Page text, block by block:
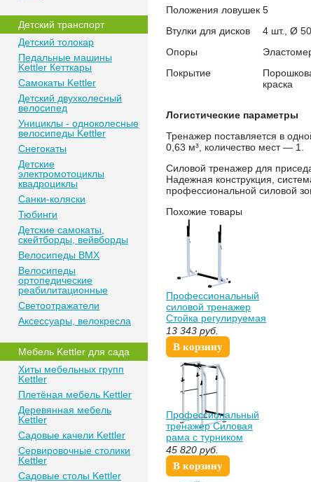
Детский транспорт
Детский толокар
Педальные машины
Kettler Кетткары
Самокаты Kettler
Детский двухколесный
велосипед
Унициклы - одноколесные
велосипеды Kettler
Снегокаты
Детские
электромотоциклы
квадроциклы
Санки-коляски
Тюбинги
Детские самокаты,
скейтборды, вейвборды
Велосипеды BMX
Велосипеды
ортопедические
реабилитационные
Светоотражатели
Аксессуары, велокресла
Мебель Kettler для сада
Хиты мебельных групп
Kettler
Плетёная мебель Kettler
Деревянная мебель
Kettler
Садовые качели Kettler
Сeрвирoвочные cтoлики
Kettler
Сaдoвые cтoлы Kettler
Положения ловушек 5
Втулки для дисков
4 шт., Ø
Опоры
Покрытие
краска
Логистические параметры
Тренажер поставляется в
0,63 м³, количество мест — 1.
Силовой тренажер для
Надежная конструкция,
профессиональной силовой
Похожие товары
Профессиональный
силовой тренажер
Стойка регулируемая
для штанги Sabirgym
SG032 васил
13 343 руб.
В корзину
Профессиональный
тренажер Силовая
рама с турником
Sabirgym SG017.1
vasil
45 820 руб.
В корзину